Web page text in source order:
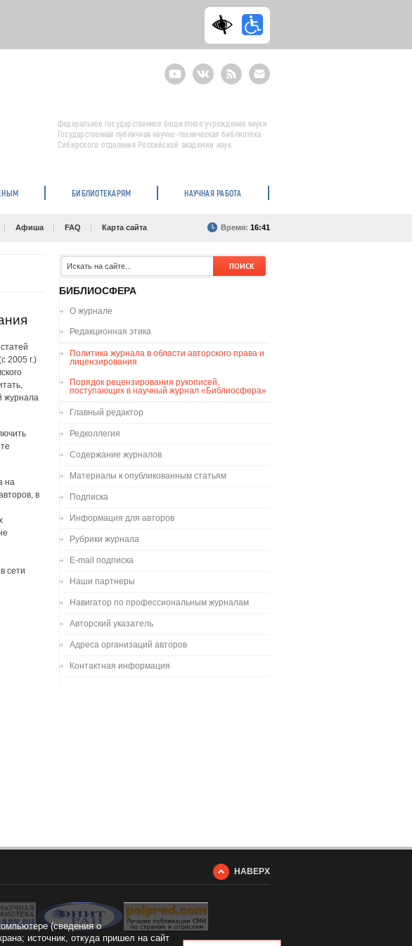
YoutubeВКонтактеRSS
E-
mail
подписка
Федеральное государственное бюджетное учреждение науки
Государственная публичная научно-техническая библиотека
Сибирского отделения Российской академии наук
БИБЛИОТЕКАРЯМ НАУЧНАЯ РАБОТА
Афиша FAQ Карта сайта Время: 16:41
2005 г.)
журнала
на
в
сети
БИБЛИОСФЕРА
О журнале
Редакционная этика
Политика журнала в области авторского права и
лицензирования
Порядок рецензирования рукописей,
поступающих в научный журнал «Библиосфера»
Главный редактор
Редколлегия
Содержание журналов
Материалы к опубликованным статьям
Подписка
Информация для авторов
Рубрики журнала
E-mail подписка
Наши партнеры
Навигатор по профессиональным журналам
Авторский указатель
Адреса организаций авторов
Контактная информация
НАВЕРХ
(сведения о
источник, откуда пришел на сайт